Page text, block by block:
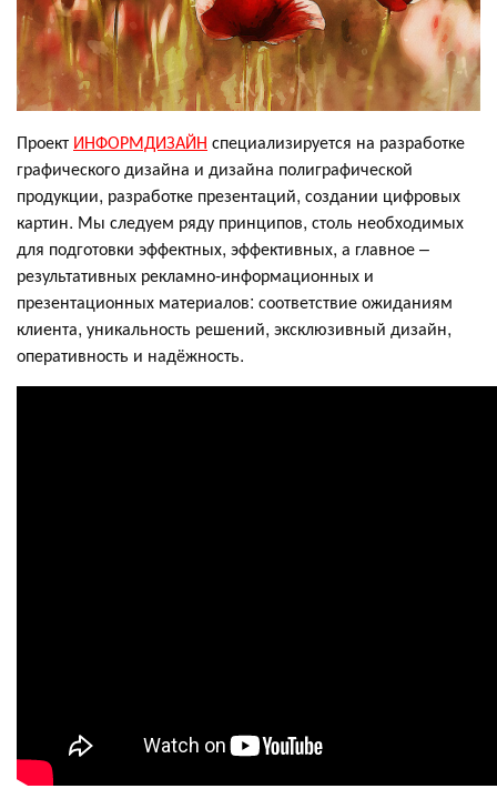
Проект ИНФОРМДИЗАЙН специализируется на разработке
графического дизайна и дизайна полиграфической
продукции, разработке презентаций, создании цифровых
картин. Мы следуем ряду принципов, столь необходимых
для подготовки эффектных, эффективных, а главное –
результативных рекламно-информационных и
презентационных материалов: соответствие ожиданиям
клиента, уникальность решений, эксклюзивный дизайн,
оперативность и надёжность.